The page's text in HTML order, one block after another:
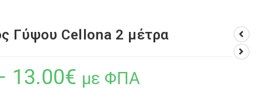
Γύψου Cellona 2 μέτρα
13.00€ με ΦΠΑ